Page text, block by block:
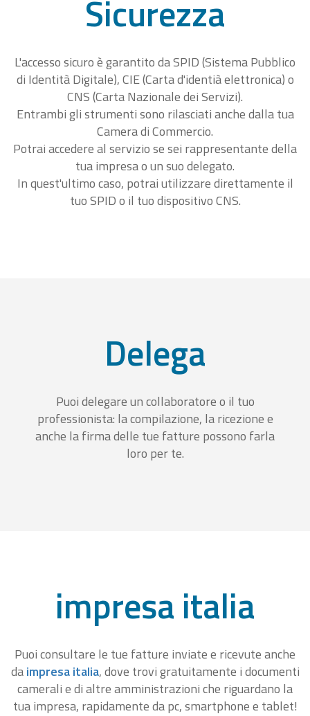
Sicurezza
L'accesso sicuro è garantito da SPID (Sistema Pubblico
di Identità Digitale), CIE (Carta d'identià elettronica) o
CNS (Carta Nazionale dei Servizi).
Entrambi gli strumenti sono rilasciati anche dalla tua
Camera di Commercio.
Potrai accedere al servizio se sei rappresentante della
tua impresa o un suo delegato.
In quest'ultimo caso, potrai utilizzare direttamente il
tuo SPID o il tuo dispositivo CNS.
Delega
Puoi delegare un collaboratore o il tuo
professionista: la compilazione, la ricezione e
anche la firma delle tue fatture possono farla
loro per te.
impresa italia
Puoi consultare le tue fatture inviate e ricevute anche
daimpresa italia, dove trovi gratuitamente i documenti
camerali e di altre amministrazioni che riguardano la
tua impresa, rapidamente da pc, smartphone e tablet!